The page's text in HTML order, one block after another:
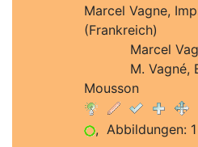
Marcel Vagne,
(Frankreich)
Marcel
M. Vagné,
Mousson
, Abbildungen: 1